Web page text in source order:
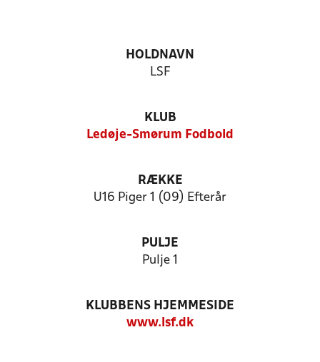
HOLDNAVN
LSF
KLUB
Ledøje-Smørum Fodbold
RÆKKE
U16 Piger 1 (09) Efterår
PULJE
Pulje 1
KLUBBENS HJEMMESIDE
www.lsf.dk